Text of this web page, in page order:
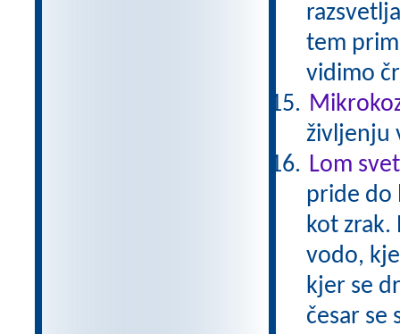
tem
vidimo
življenju
Lom
pride do
kot zrak.
vodo,
kjer se
česar se